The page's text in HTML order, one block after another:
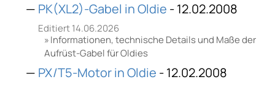
PK(XL2)-Gabel in Oldie - 12.02.2008
Editiert 14.06.2026
Informationen, technische Details und Maße der
Aufrüst-Gabel für Oldies
PX/T5-Motor in Oldie - 12.02.2008